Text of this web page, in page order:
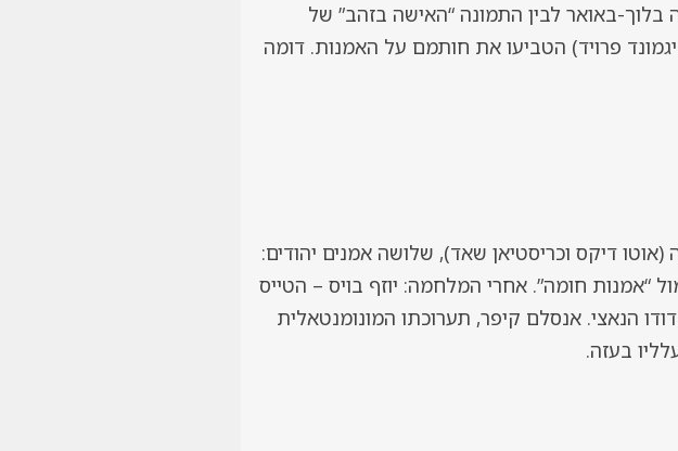
בלוך-באואר לבין התמונה “האישה בזהב” של
פרויד) הטביעו את חותמם על האמנות. דומה
דיקס וכריסטיאן שאד), שלושה אמנים יהודים:
“אמנות חומה”. אחרי המלחמה: יוזף בויס – הטייס
הנאצי. אנסלם קיפר, תערוכתו המונומנטאלית